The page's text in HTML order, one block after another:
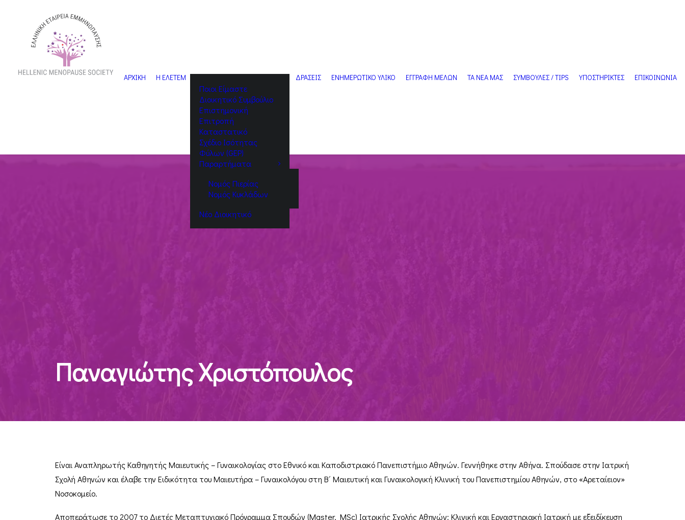
ΑΡΧΙΚΗ Η ΕΛΕΤΕΜ
Ποιοι Είμαστε
Διοικητικό Συμβούλιο
Eπιστημονική
Επιτροπή
Καταστατικό
Σχέδιο Ισότητας
Φύλων (GEP)
Παραρτήματα
Νομός Πιερίας
Νομός Κυκλάδων
Νέο Διοικητικό
ΔΡΑΣΕΙΣ ΕΝΗΜΕΡΩΤΙΚΟ ΥΛΙΚΟ ΕΓΓΡΑΦΗ ΜΕΛΩΝ ΤΑ ΝΕΑ ΜΑΣ ΣΥΜΒΟΥΛΕΣ / TIPS ΥΠΟΣΤΗΡΙΚΤΕΣ ΕΠΙΚΟΙΝΩΝΙΑ
Παναγιώτης Χριστόπουλος
Είναι Αναπληρωτής Καθηγητής Μαιευτικής – Γυναικολογίας στο Εθνικό και Καποδιστριακό Πανεπιστήμιο Αθηνών. Γεννήθηκε στην Αθήνα. Σπούδασε στην Ιατρική
Σχολή Αθηνών και έλαβε την Ειδικότητα του Μαιευτήρα – Γυναικολόγου στη Β΄ Μαιευτική και Γυναικολογική Κλινική του Πανεπιστημίου Αθηνών, στο «Αρεταίειον»
Νοσοκομείο.
Αποπεράτωσε το 2007 το Διετές Μεταπτυχιακό Πρόγραμμα Σπουδών (Master, MSc) Ιατρικής Σχολής Αθηνών: Κλινική και Εργαστηριακή Ιατρική με εξειδίκευση